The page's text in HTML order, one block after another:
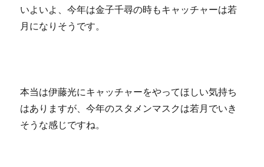
いよいよ、今年は金子千尋の時もキャッチャーは若
月になりそうです。
本当は伊藤光にキャッチャーをやってほしい気持ち
はありますが、今年のスタメンマスクは若月でいき
そうな感じですね。